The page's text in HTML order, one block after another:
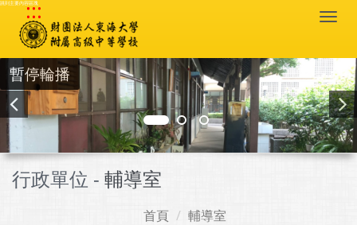
跳到主要內容區塊
:::
暫停輪播
行政單位 - 輔導室
首頁 輔導室